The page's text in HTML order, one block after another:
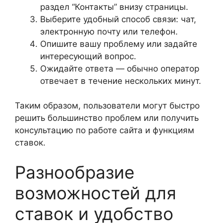
раздел “Контакты” внизу страницы.
Выберите удобный способ связи: чат,
электронную почту или телефон.
Опишите вашу проблему или задайте
интересующий вопрос.
Ожидайте ответа — обычно оператор
отвечает в течение нескольких минут.
Таким образом, пользователи могут быстро
решить большинство проблем или получить
консультацию по работе сайта и функциям
ставок.
Разнообразие
возможностей для
ставок и удобство